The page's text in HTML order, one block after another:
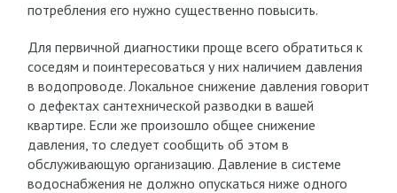
потребления его нужно существенно повысить.
Для первичной диагностики проще всего обратиться к
соседям и поинтересоваться у них наличием давления
в водопроводе. Локальное снижение давления говорит
о дефектах сантехнической разводки в вашей
квартире. Если же произошло общее снижение
давления, то следует сообщить об этом в
обслуживающую организацию. Давление в системе
водоснабжения не должно опускаться ниже одного